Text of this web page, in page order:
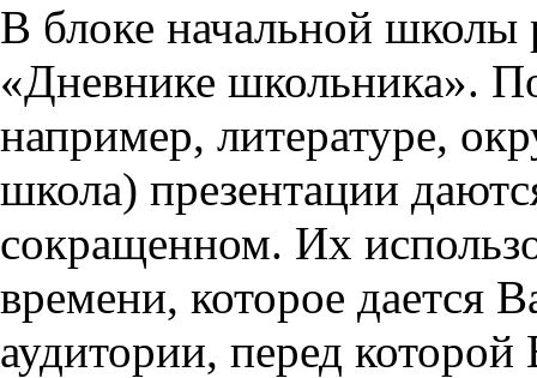
В блоке начальной школы
«Дневнике школьника».
например, литературе,
школа) презентации
сокращенном. Их
времени, которое дается
аудитории, перед